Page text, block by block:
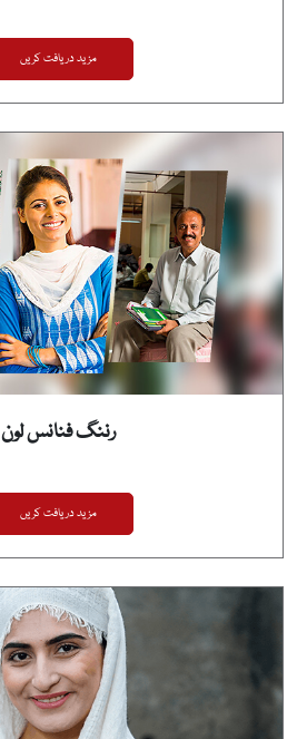
مزید دریافت کریں
رننگ فنانس لون
مزید دریافت کریں